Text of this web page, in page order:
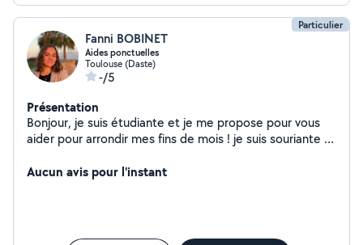
Particulier
Fanni BOBINET
Aides ponctuelles
Toulouse (Daste)
-/5
Présentation
Bonjour, je suis étudiante et je me propose pour vous
aider pour arrondir mes fins de mois ! je suis souriante et
n'importe quelle tache !
Aucun avis pour l'instant